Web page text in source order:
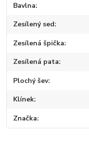
Bavlna
Zesílený sed
Zesílená špička
Zesílená pata
Plochý šev
Klínek
Značka